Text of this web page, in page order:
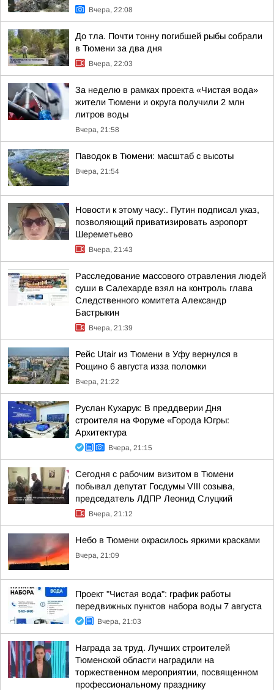
Вчера, 22:08
До тла. Почти тонну погибшей рыбы собрали
в Тюмени за два дня
Вчера, 22:03
За неделю в рамках проекта «Чистая вода»
жители Тюмени и округа получили 2 млн
литров воды
Вчера, 21:58
Паводок в Тюмени: масштаб с высоты
Вчера, 21:54
Новости к этому часу:. Путин подписал указ,
позволяющий приватизировать аэропорт
Шереметьево
Вчера, 21:43
Расследование массового отравления людей
суши в Салехарде взял на контроль глава
Следственного комитета Александр
Бастрыкин
Вчера, 21:39
Рейс Utair из Тюмени в Уфу вернулся в
Рощино 6 августа изза поломки
Вчера, 21:22
Руслан Кухарук: В преддверии Дня
строителя на Форуме «Города Югры:
Архитектура
Вчера, 21:15
Сегодня с рабочим визитом в Тюмени
побывал депутат Госдумы VIII созыва,
председатель ЛДПР Леонид Слуцкий
Вчера, 21:12
Небо в Тюмени окрасилось яркими красками
Вчера, 21:09
Проект "Чистая вода": график работы
передвижных пунктов набора воды 7 августа
Вчера, 21:03
Награда за труд. Лучших строителей
Тюменской области наградили на
торжественном мероприятии, посвященном
профессиональному празднику